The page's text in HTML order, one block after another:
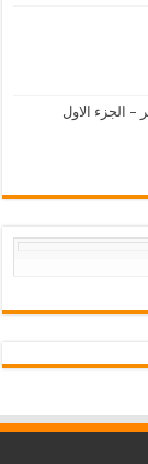
الجزء الاول